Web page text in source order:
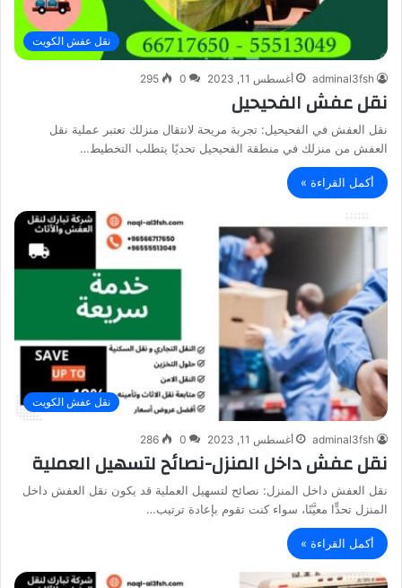
نقل عفش الكويت
adminal3fsh أغسطس 11, 2023 0
295
نقل عفش الفحيحيل
نقل العفش في الفحيحيل: تجربة مريحة لانتقال منزلك تعتبر عملية نقل
العفش من منزلك في منطقة الفحيحيل تحديًا يتطلب التخطيط…
أكمل القراءة »
نقل عفش الكويت
adminal3fsh أغسطس 11, 2023 0
286
نقل عفش داخل المنزل-نصائح لتسهيل العملية
نقل العفش داخل المنزل: نصائح لتسهيل العملية قد يكون نقل العفش داخل
المنزل تحدٍّا معيَّنًا، سواء كنت تقوم بإعادة ترتيب…
أكمل القراءة »